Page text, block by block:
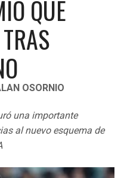
QUE
OSORNIO
una importante
al nuevo esquema de